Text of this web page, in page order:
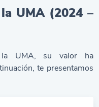
UMA (2024 –
UMA, su valor ha
te presentamos